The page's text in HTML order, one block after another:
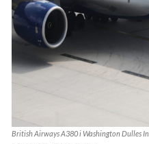
British Airways A380 i Washington Dulles